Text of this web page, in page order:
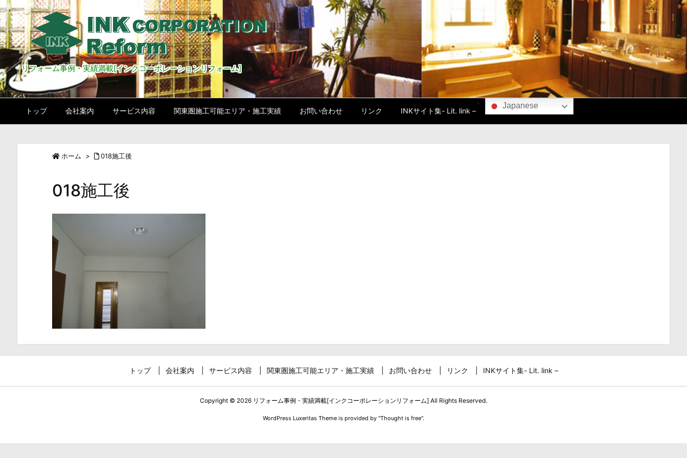
リフォーム事例・実績満載[インクコーポレーションリフォーム]
トップ 会社案内 サービス内容 関東圏施工可能エリア・施工実績 お問い合わせ リンク INKサイト集- Lit. link –
Japanese
ホーム > 018施工後
018施工後
トップ 会社案内 サービス内容 関東圏施工可能エリア・施工実績 お問い合わせ リンク INKサイト集- Lit. link –
Copyright © 2026 リフォーム事例・実績満載[インクコーポレーションリフォーム] All Rights Reserved.
WordPress Luxeritas Theme is provided by "Thought is free".